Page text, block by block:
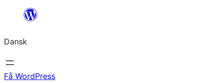
Spring
indhold
Dansk
Få WordPress